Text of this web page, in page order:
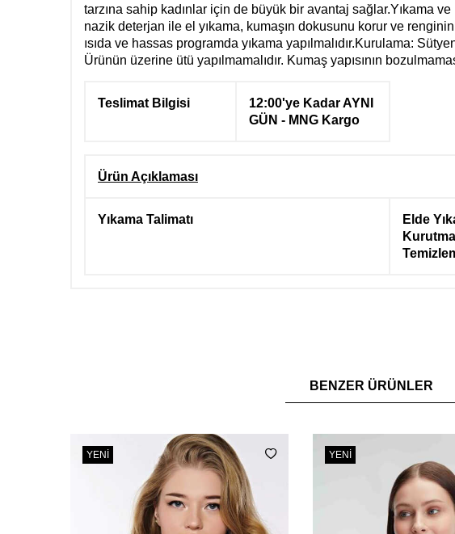
tarzına sahip kadınlar için de büyük bir avantaj sağlar.Yıkama
nazik deterjan ile el yıkama, kumaşın dokusunu korur ve
ısıda ve hassas programda yıkama yapılmalıdır.Kurulama:
Ürünün üzerine ütü yapılmamalıdır. Kumaş yapısının
Teslimat Bilgisi
12:00'ye Kadar AYNI
GÜN - MNG Kargo
Ürün Açıklaması
Yıkama Talimatı
Elde
BENZER ÜRÜNLER
YENI YENI